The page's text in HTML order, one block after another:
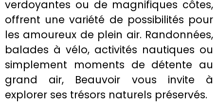
verdoyantes ou de magnifiques côtes,
offrent une variété de possibilités pour
les amoureux de plein air. Randonnées,
balades à vélo, activités nautiques ou
simplement moments de détente au
grand air, Beauvoir vous invite à
explorer ses trésors naturels préservés.